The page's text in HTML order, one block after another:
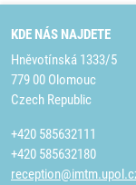
KDE NÁS NAJDETE
Hněvotínská 1333/5
779 00 Olomouc
Czech Republic
+420 585632111
+420 585632180